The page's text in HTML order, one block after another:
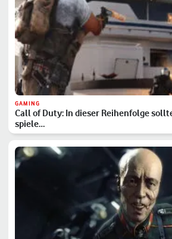
GAMING
Call of Duty: In dieser Reihenfolge
spiele…